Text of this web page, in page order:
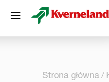
Strona główna
Panel zarządzania plikami